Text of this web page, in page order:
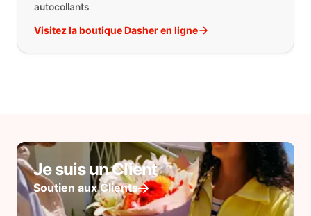
autocollants
Visitez la boutique Dasher en ligne
Je suis un Client
Soutien aux Clients